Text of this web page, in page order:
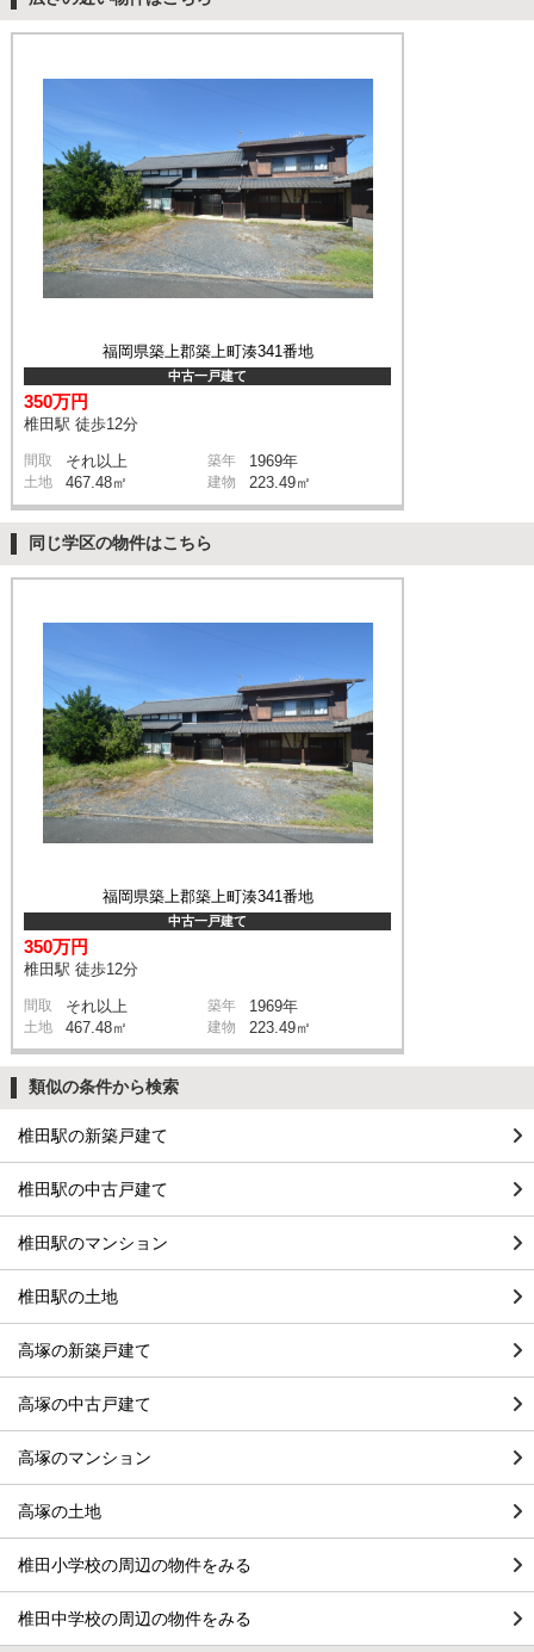
福岡県築上郡築上町湊341番地
中古一戸建て
350万円
椎田駅 徒歩12分
間取 それ以上 築年 1969年
土地 467.48㎡ 建物 223.49㎡
同じ学区の物件はこちら
福岡県築上郡築上町湊341番地
中古一戸建て
350万円
椎田駅 徒歩12分
間取 それ以上 築年 1969年
土地 467.48㎡ 建物 223.49㎡
類似の条件から検索
椎田駅の新築戸建て
椎田駅の中古戸建て
椎田駅のマンション
椎田駅の土地
高塚の新築戸建て
高塚の中古戸建て
高塚のマンション
高塚の土地
椎田小学校の周辺の物件をみる
椎田中学校の周辺の物件をみる